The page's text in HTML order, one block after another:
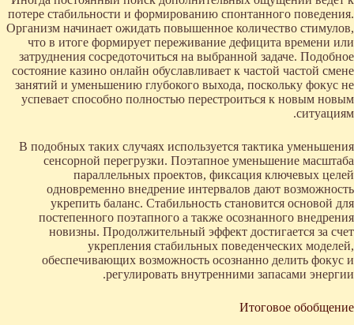
потере стабильности и формированию спонтанного поведения.
Организм начинает ожидать повышенное количество стимулов,
что в итоге формирует переживание дефицита времени или
затруднения сосредоточиться на выбранной задаче. Подобное
состояние казино онлайн обуславливает к частой частой смене
занятий и уменьшению глубокого выхода, поскольку фокус не
успевает способно полностью перестроиться к новым новым
ситуациям.
В подобных таких случаях используется тактика уменьшения
сенсорной перегрузки. Поэтапное уменьшение масштаба
параллельных проектов, фиксация ключевых целей
одновременно внедрение интервалов дают возможность
укрепить баланс. Стабильность становится основой для
постепенного поэтапного а также осознанного внедрения
новизны. Продолжительный эффект достигается за счет
укрепления стабильных поведенческих моделей,
обеспечивающих возможность осознанно делить фокус и
регулировать внутренними запасами энергии.
Итоговое обобщение